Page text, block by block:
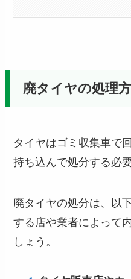
廃タイヤの処理
タイヤはゴミ収集車で
持ち込んで処分する必
廃タイヤの処分は、以
する店や業者によって
しょう。